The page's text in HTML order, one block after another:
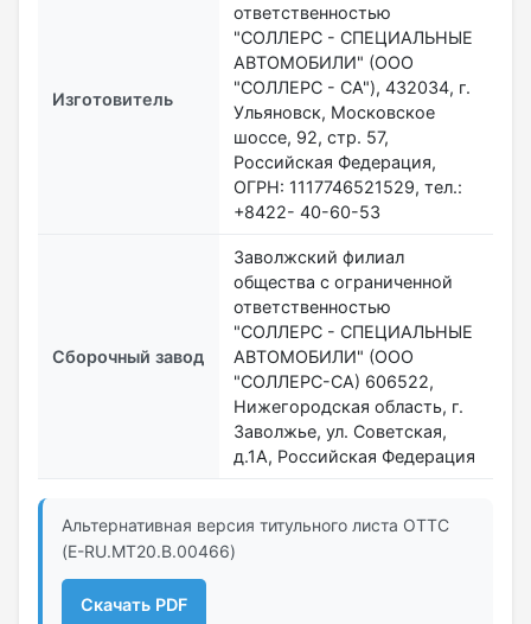
Изготовитель
ответственностью
"СОЛЛЕРС - СПЕЦИАЛЬНЫЕ
АВТОМОБИЛИ" (ООО
"СОЛЛЕРС - СА"), 432034, г.
Ульяновск, Московское
шоссе, 92, стр. 57,
Российская Федерация,
ОГРН: 1117746521529, тел.:
+8422- 40-60-53
Сборочный завод
Заволжский филиал
общества с ограниченной
ответственностью
"СОЛЛЕРС - СПЕЦИАЛЬНЫЕ
АВТОМОБИЛИ" (ООО
"СОЛЛЕРС-СА) 606522,
Нижегородская область, г.
Заволжье, ул. Советская,
д.1А, Российская Федерация
Альтернативная версия титульного листа ОТТС
(E-RU.МТ20.B.00466)
Скачать PDF